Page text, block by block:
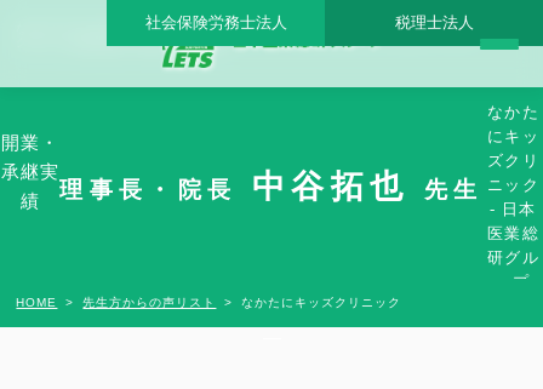
なかたにキッズクリニック - 日本医業総研グループ |日本医業総研｜医院開業・承継・
社会保険労務士法人 税理士法人
開業・
承継実
績
理事長・院長 中谷拓也 先生
なかた
にキッ
ズクリ
ニック
- 日本
医業総
研グル
ープ
HOME 先生方からの声リスト なかたにキッズクリニック